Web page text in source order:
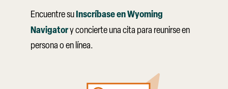
Encuentre suInscríbase en Wyoming
Navigatory concierte una cita para reunirse en
persona o en línea.